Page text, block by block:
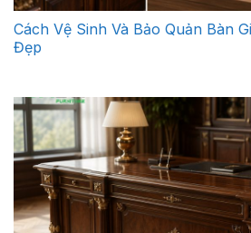
Cách Vệ Sinh Và Bảo Quản Bàn
Đẹp